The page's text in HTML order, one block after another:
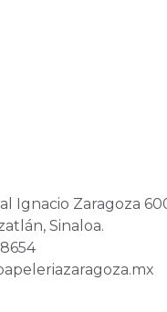
Ignacio Zaragoza
Sinaloa.